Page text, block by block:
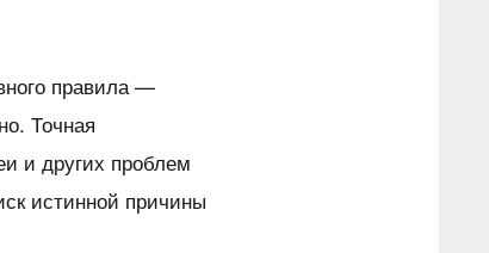
правила —
Точная
и других проблем
истинной причины